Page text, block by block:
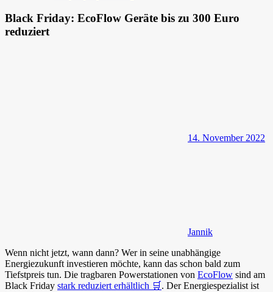
Black Friday: EcoFlow Geräte bis zu 300 Euro
reduziert
14. November 2022
Jannik
Wenn nicht jetzt, wann dann? Wer in seine unabhängige
Energiezukunft investieren möchte, kann das schon bald zum
Tiefstpreis tun. Die tragbaren Powerstationen von EcoFlow sind am
Black Friday stark reduziert erhältlich 🛒 . Der Energiespezialist ist